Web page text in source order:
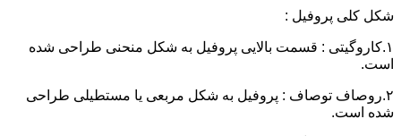
شکل کلی پروفیل :
۱.کاروگیتی : قسمت بالایی پروفیل به شکل منحنی طراحی شده
است.
۲.روصاف توصاف : پروفیل به شکل مربعی یا مستطیلی طراحی
شده است.